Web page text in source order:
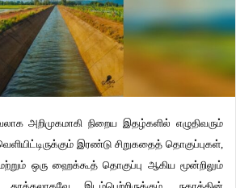
அறிமுகமாகி நிறைய இதழ்களில் எழுதிவரும்
இரண்டு சிறுகதைத் தொகுப்புகள்,
ஒரு ஹைக்கூத் தொகுப்பு ஆகிய மூன்றிலும்